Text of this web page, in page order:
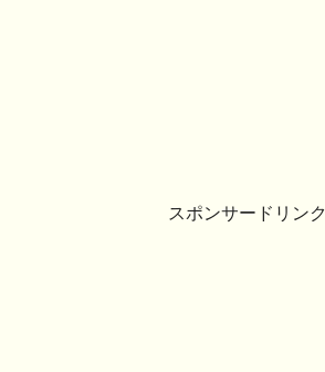
スポンサードリンク